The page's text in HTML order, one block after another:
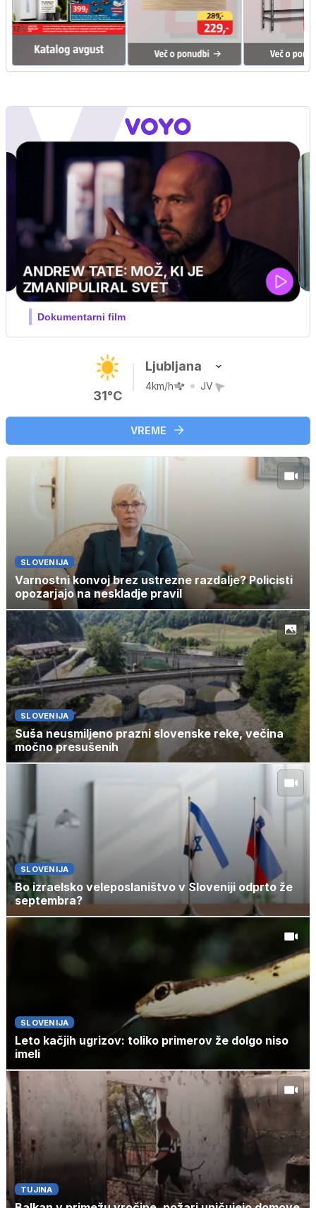
31°C
Ljubljana
4km/h JV
VREME
SLOVENIJA
Varnostni konvoj brez ustrezne razdalje? Policisti
opozarjajo na neskladje pravil
SLOVENIJA
Suša neusmiljeno prazni slovenske reke, večina
močno presušenih
SLOVENIJA
Bo izraelsko veleposlaništvo v Sloveniji odprto že
septembra?
SLOVENIJA
Leto kačjih ugrizov: toliko primerov že dolgo niso
imeli
TUJINA